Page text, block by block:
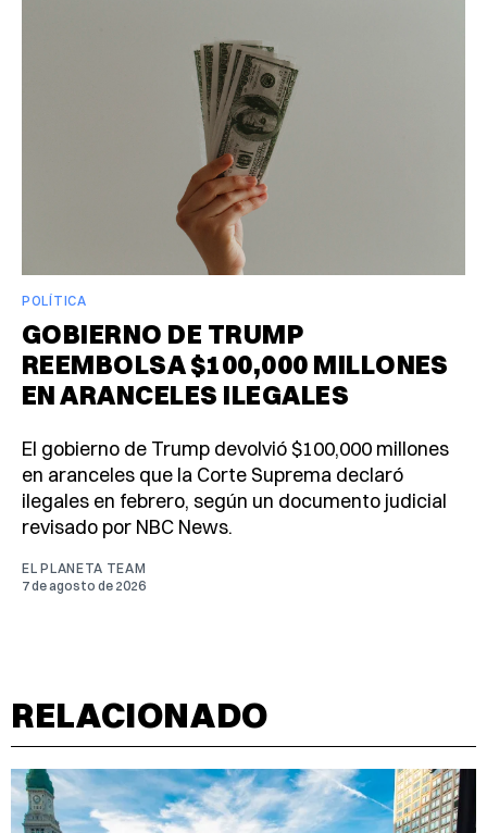
POLÍTICA
GOBIERNO DE TRUMP
REEMBOLSA $100,000 MILLONES
EN ARANCELES ILEGALES
El gobierno de Trump devolvió $100,000 millones
en aranceles que la Corte Suprema declaró
ilegales en febrero, según un documento judicial
revisado por NBC News.
EL PLANETA TEAM
7 de agosto de 2026
RELACIONADO